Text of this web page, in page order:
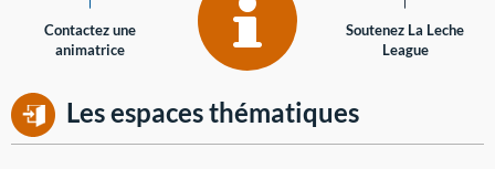
Contactez une
animatrice
Soutenez La Leche
League
Les espaces thématiques